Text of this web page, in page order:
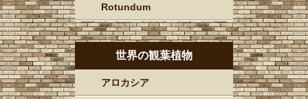
Rotundum
世界の観葉植物
アロカシア